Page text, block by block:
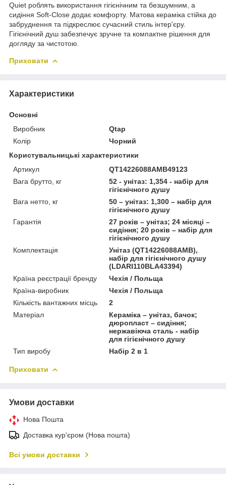
Quiet роблять використання гігієнічним та безшумним, а
сидіння Soft-Close додає комфорту. Матова кераміка стійка до
забруднення та підкреслює сучасний стиль інтер'єру.
Гігієнічний душ забезпечує зручне та компактне рішення для
догляду за чистотою.
Приховати
Характеристики
Основні
Виробник
Qtap
Колір
Чорний
Користувальницькі характеристики
Артикул
QT14226088AMB49123
Вага брутто, кг
52 - унітаз: 1,354 - набір для
гігієнічного душу
Вага нетто, кг
50 – унітаз: 1,300 – набір для
гігієнічного душу
Гарантія
27 років – унітаз; 24 місяці –
сидіння; 20 років – набір для
гігієнічного душу
Комплектація
Унітаз (QT14226088AMB),
набір для гігієнічного душу
(LDARI110BLA43394)
Країна реєстрації бренду
Чехія / Польща
Країна-виробник
Чехія / Польща
Кількість вантажних місць
2
Матеріал
Кераміка – унітаз, бачок;
дюропласт – сидіння;
нержавіюча сталь - набір
для гігієнічного душу
Тип виробу
Набір 2 в 1
Приховати
Умови доставки
Нова Пошта
Доставка кур'єром (Нова пошта)
Всі умови доставки